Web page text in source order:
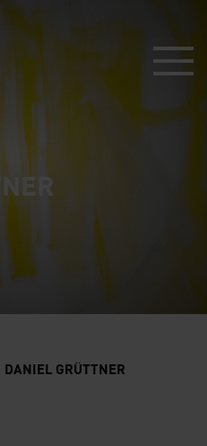
DANIEL GRÜTTNER